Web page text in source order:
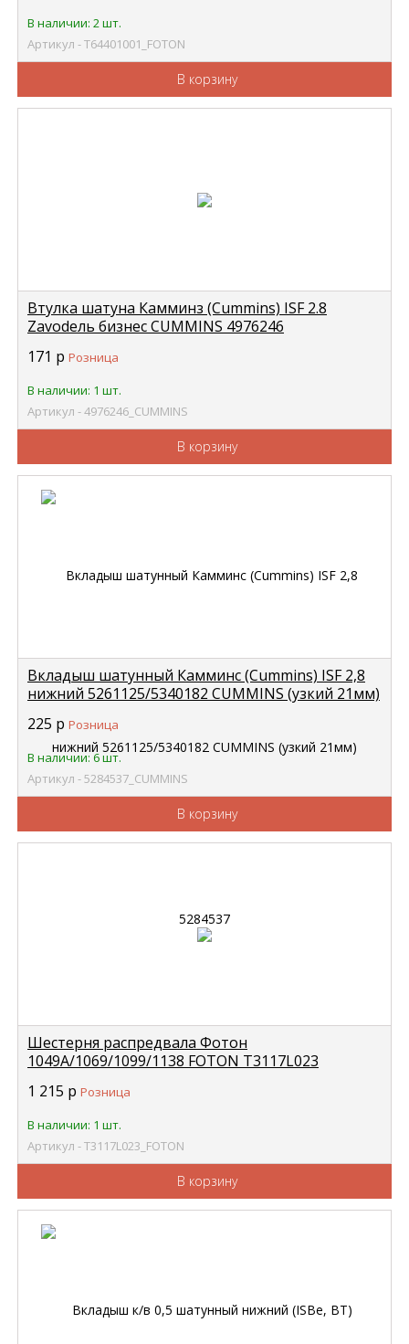
В наличии: 2 шт.
Артикул - Т64401001_FOTON
В корзину
Втулка шатуна Камминз (Cummins) ISF 2.8
Zavodель бизнес CUMMINS 4976246
171 р Розница
В наличии: 1 шт.
Артикул - 4976246_CUMMINS
В корзину
Вкладыш шатунный Камминс (Cummins) ISF 2,8
нижний 5261125/5340182 CUMMINS (узкий 21мм)
225 р Розница
В наличии: 6 шт.
Артикул - 5284537_CUMMINS
В корзину
Шестерня распредвала Фотон
1049А/1069/1099/1138 FOTON Т3117L023
1 215 р Розница
В наличии: 1 шт.
Артикул - Т3117L023_FOTON
В корзину